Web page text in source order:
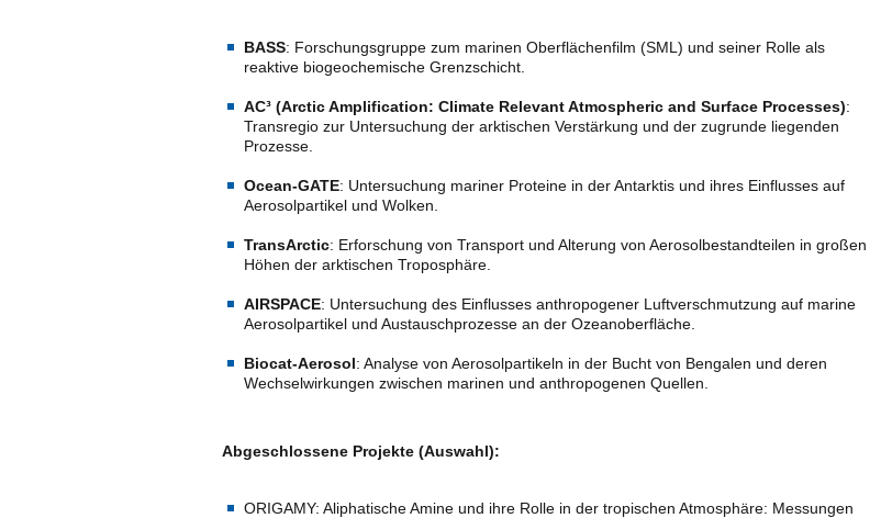
BASS: Forschungsgruppe zum marinen Oberflächenfilm (SML) und seiner Rolle als
reaktive biogeochemische Grenzschicht.
AC³ (Arctic Amplification: Climate Relevant Atmospheric and Surface Processes):
Transregio zur Untersuchung der arktischen Verstärkung und der zugrunde liegenden
Prozesse.
Ocean-GATE: Untersuchung mariner Proteine in der Antarktis und ihres Einflusses auf
Aerosolpartikel und Wolken.
TransArctic: Erforschung von Transport und Alterung von Aerosolbestandteilen in großen
Höhen der arktischen Troposphäre.
AIRSPACE: Untersuchung des Einflusses anthropogener Luftverschmutzung auf marine
Aerosolpartikel und Austauschprozesse an der Ozeanoberfläche.
Biocat-Aerosol: Analyse von Aerosolpartikeln in der Bucht von Bengalen und deren
Wechselwirkungen zwischen marinen und anthropogenen Quellen.
Abgeschlossene Projekte (Auswahl):
ORIGAMY: Aliphatische Amine und ihre Rolle in der tropischen Atmosphäre: Messungen